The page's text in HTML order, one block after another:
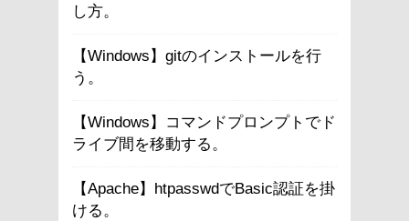
し方。
【Windows】gitのインストールを行
う。
【Windows】コマンドプロンプトでド
ライブ間を移動する。
【Apache】htpasswdでBasic認証を掛
ける。